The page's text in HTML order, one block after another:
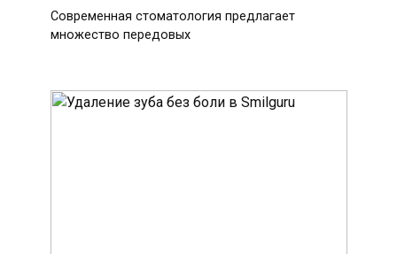
Современная стоматология предлагает
множество передовых